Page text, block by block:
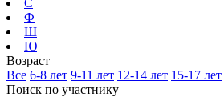
Ф
Ш
Ю
Возраст
Все 6-8 лет 9-11 лет 12-14 лет 15-17 лет
Поиск по участнику